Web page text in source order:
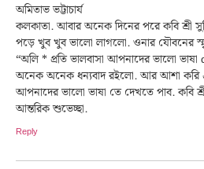
অমিতাভ ভট্টাচার্য
কলকাতা. আবার অনেক দিনের পরে কবি শ্রী
পড়ে খুব খুব ভালো লাগলো. ওনার যৌবনের
“অলি * প্রতি ভালবাসা আপনাদের ভালো
অনেক অনেক ধন্যবাদ রইলো. আর আশা করি
আপনাদের ভালো ভাষা তে দেখতে পাব. কবি
আন্তরিক শুভেচ্ছা.
Reply